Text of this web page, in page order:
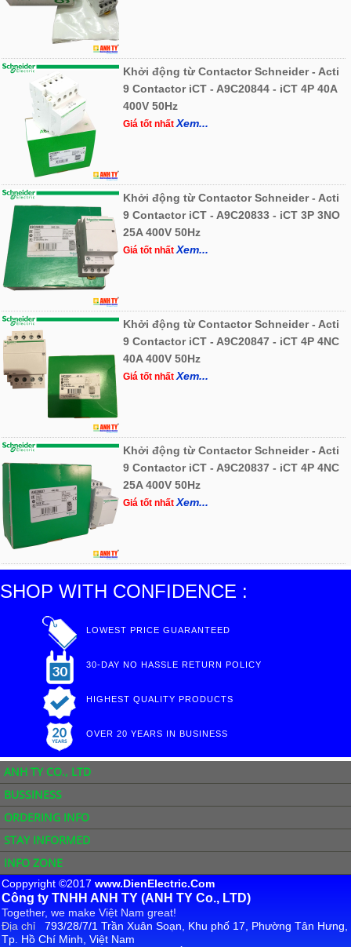
Khởi động từ Contactor Schneider - Acti
9 Contactor iCT - A9C20844 - iCT 4P 40A
400V 50Hz
Giá tốt nhấtXem...
Khởi động từ Contactor Schneider - Acti
9 Contactor iCT - A9C20833 - iCT 3P 3NO
25A 400V 50Hz
Giá tốt nhấtXem...
Khởi động từ Contactor Schneider - Acti
9 Contactor iCT - A9C20847 - iCT 4P 4NC
40A 400V 50Hz
Giá tốt nhấtXem...
Khởi động từ Contactor Schneider - Acti
9 Contactor iCT - A9C20837 - iCT 4P 4NC
25A 400V 50Hz
Giá tốt nhấtXem...
SHOP WITH CONFIDENCE :
LOWEST PRICE GUARANTEED
30-DAY NO HASSLE RETURN POLICY
HIGHEST QUALITY PRODUCTS
OVER 20 YEARS IN BUSINESS
ANH TY CO., LTD
BUSSINESS
ORDERING INFO
STAY INFORMED
INFO ZONE
Coppyright ©2017www.DienElectric.Com
Công ty TNHH ANH TY (ANH TY Co., LTD)
Together, we make Việt Nam great!
Địa chỉ793/28/7/1 Trần Xuân Soạn, Khu phố 17, Phường Tân Hưng,
Tp. Hồ Chí Minh, Việt Nam